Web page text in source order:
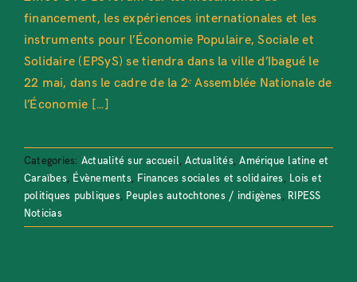
financement, les expériences internationales et les
instruments pour l’Économie Populaire, Sociale et
Solidaire (EPSyS) se tiendra dans la ville d’Ibagué le
22 mai, dans le cadre de la 2ᵉ Assemblée Nationale de
l’Économie [...]
Categories: Actualité sur accueil,Actualités,Amérique latine et
Caraïbes, Évènements, Finances sociales et solidaires, Lois et
politiques publiques, Peuples autochtones / indigènes, RIPESS
Noticias